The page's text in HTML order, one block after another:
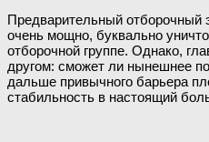
Предварительный отборочный
очень мощно, буквально
отборочной группе. Однако,
другом: сможет ли нынешнее
дальше привычного барьера
стабильность в настоящий